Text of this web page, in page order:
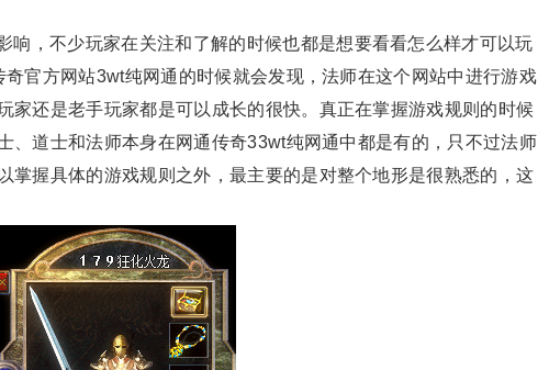
响，不少玩家在关注和了解的时候也都是想要看看怎么样才可以玩
官方网站3wt纯网通的时候就会发现，法师在这个网站中进行游戏
家还是老手玩家都是可以成长的很快。真正在掌握游戏规则的时候
、道士和法师本身在网通传奇33wt纯网通中都是有的，只不过法师
掌握具体的游戏规则之外，最主要的是对整个地形是很熟悉的，这